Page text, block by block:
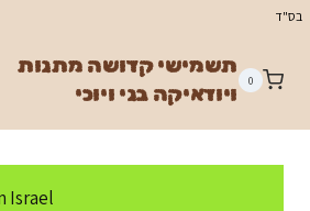
Skip
content
בס"ד
0
תשמישי קדושה מתנות
ויודאיקה בני ויוכי
Israel